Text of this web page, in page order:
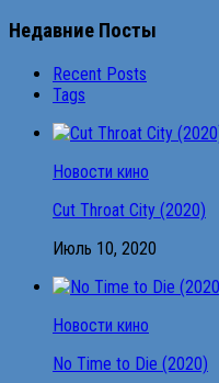
Недавние Посты
Recent Posts
Tags
Новости кино
Cut Throat City (2020)
Июль 10, 2020
Новости кино
No Time to Die (2020)